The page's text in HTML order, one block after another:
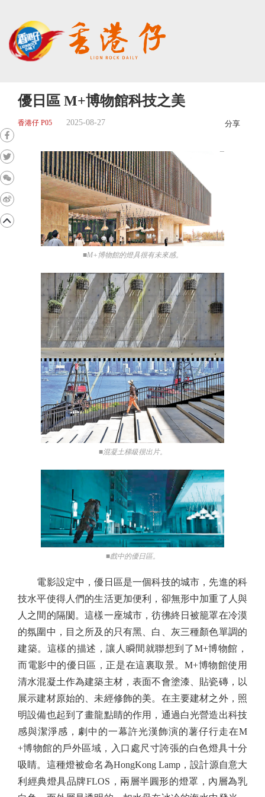
優日區 M+博物館科技之美
香港仔 P05 2025-08-27 分享
■M+博物館的燈具很有未來感。
■混凝土梯級很出片。
■戲中的優日區。
電影設定中，優日區是一個科技的城市，先進的科
技水平使得人們的生活更加便利，卻無形中加重了人與
人之間的隔閡。這樣一座城市，彷彿終日被籠罩在冷漠
的氛圍中，目之所及的只有黑、白、灰三種顏色單調的
建築。這樣的描述，讓人瞬間就聯想到了M+博物館，
而電影中的優日區，正是在這裏取景。M+博物館使用
清水混凝土作為建築主材，表面不會塗漆、貼瓷磚，以
展示建材原始的、未經修飾的美。在主要建材之外，照
明設備也起到了畫龍點睛的作用，通過白光營造出科技
感與潔淨感，劇中的一幕許光漢飾演的薯仔行走在M
+博物館的戶外區域，入口處尺寸誇張的白色燈具十分
吸睛。這種燈被命名為HongKong Lamp，設計源自意大
利經典燈具品牌FLOS，兩層半圓形的燈罩，內層為乳